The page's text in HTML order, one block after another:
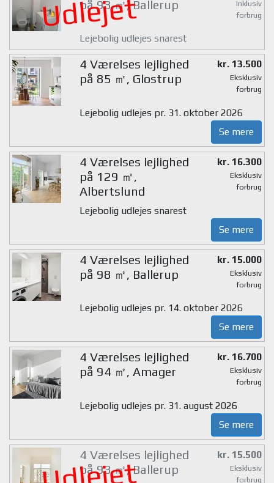
Udlejet
på 93 ㎡, Ballerup
Inklusiv
forbrug
Lejebolig udlejes snarest
4 Værelses lejlighed
på 85 ㎡, Glostrup
kr. 13.500
Eksklusiv
forbrug
Lejebolig udlejes pr. 31. oktober 2026
Se mere
4 Værelses lejlighed
på 129 ㎡,
Albertslund
kr. 16.300
Eksklusiv
forbrug
Lejebolig udlejes snarest
Se mere
4 Værelses lejlighed
på 98 ㎡, Ballerup
kr. 15.000
Eksklusiv
forbrug
Lejebolig udlejes pr. 14. oktober 2026
Se mere
4 Værelses lejlighed
på 94 ㎡, Amager
kr. 16.700
Eksklusiv
forbrug
Lejebolig udlejes pr. 31. august 2026
Se mere
4 Værelses lejlighed
på 93 ㎡, Ballerup
kr. 15.500
Eksklusiv
forbrug